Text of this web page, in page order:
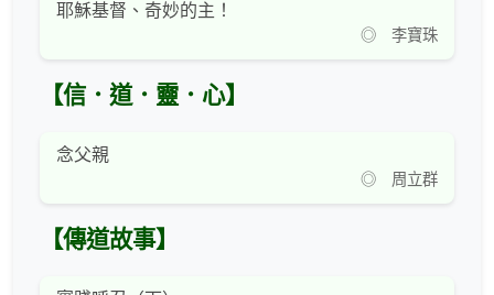
耶穌基督、奇妙的主！
◎ 李寶珠
【信．道．靈．心】
念父親
◎ 周立群
【傳道故事】